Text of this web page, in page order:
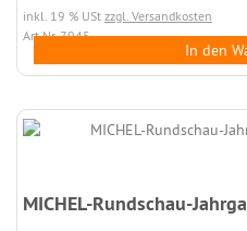
inkl. 19 % USt zzgl. Versandkosten
Art.Nr. 7945
In den
MICHEL-Rundschau-